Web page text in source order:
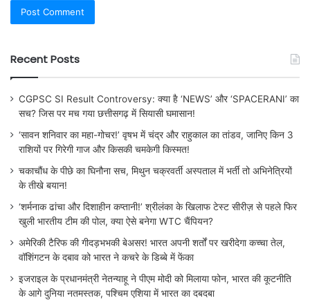
Recent Posts
CGPSC SI Result Controversy: क्या है ‘NEWS’ और ‘SPACERANI’ का
सच? जिस पर मच गया छत्तीसगढ़ में सियासी घमासान!
‘सावन शनिवार का महा-गोचर!’ वृषभ में चंद्र और राहुकाल का तांडव, जानिए किन 3
राशियों पर गिरेगी गाज और किसकी चमकेगी किस्मत!
चकाचौंध के पीछे का घिनौना सच, मिथुन चक्रवर्ती अस्पताल में भर्ती तो अभिनेत्रियों
के तीखे बयान!
‘शर्मनाक ढांचा और दिशाहीन कप्तानी!’ श्रीलंका के खिलाफ टेस्ट सीरीज़ से पहले फिर
खुली भारतीय टीम की पोल, क्या ऐसे बनेगा WTC चैंपियन?
अमेरिकी टैरिफ की गीदड़भभकी बेअसर! भारत अपनी शर्तों पर खरीदेगा कच्चा तेल,
वॉशिंगटन के दबाव को भारत ने कचरे के डिब्बे में फेंका
इजराइल के प्रधानमंत्री नेतन्याहू ने पीएम मोदी को मिलाया फोन, भारत की कूटनीति
के आगे दुनिया नतमस्तक, पश्चिम एशिया में भारत का दबदबा